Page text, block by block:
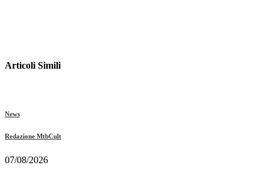
Articoli Simili
News
Redazione MtbCult
07/08/2026